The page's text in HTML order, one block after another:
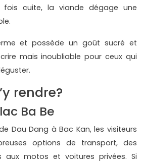
fois cuite, la viande dégage une
et possède un goût sucré et
mais inoubliable pour ceux qui
rendre?
Ba Be
Dau Dang à Bac Kan, les visiteurs
options de transport, des
aux motos et voitures privées. Si